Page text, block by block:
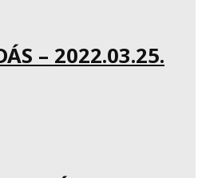
– 2022.03.25.